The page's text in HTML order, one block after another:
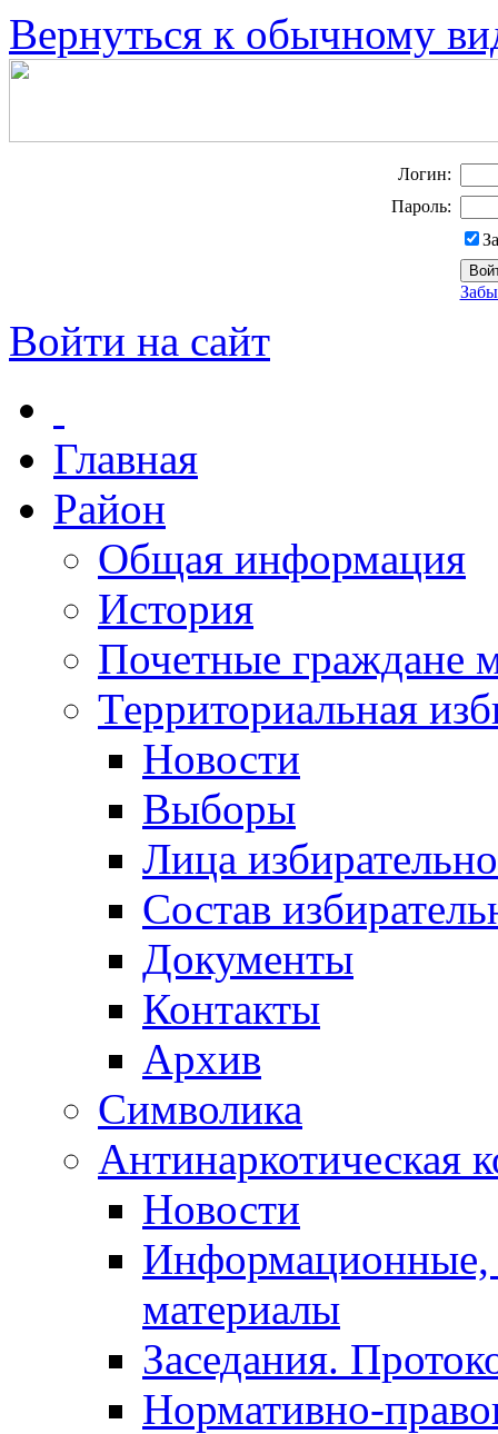
Вернуться к обычному
Логин:
Пароль:
Войти на сайт
Главная
Район
Общая информация
История
Почетные граждане
Территориальная
Новости
Выборы
Лица
Состав
Документы
Контакты
Архив
Символика
Антинаркотическая
Новости
Информационные,
материалы
Заседания.
Нормативно-